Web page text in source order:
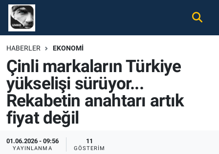
HABERLER EKONOMI
Çinli markaların Türkiye
yükselişi sürüyor...
Rekabetin anahtarı artık
fiyat değil
01.06.2026 - 09:56
YAYINLANMA
11
GÖSTERIM
Gündem
Ekonomi
Spor
Magazin
Tüm Haberler
Nöbetçi Eczaneler
Hava Durumu
Namaz Vakitleri
Trafik Durumu
Süper Lig Puan Durumu ve Fikstür